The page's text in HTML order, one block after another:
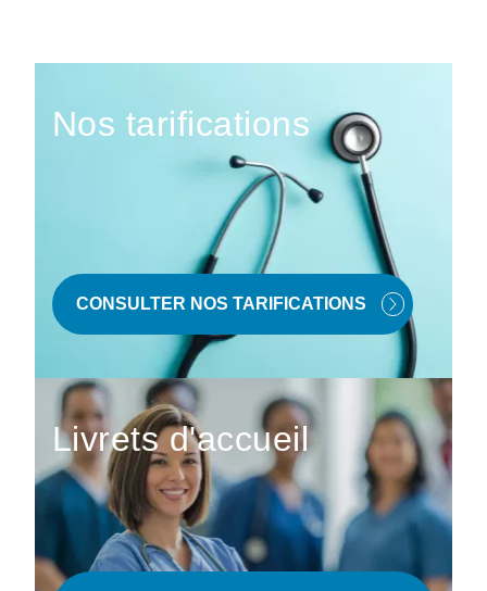
Nos tarifications
CONSULTER NOS TARIFICATIONS
Livrets d'accueil